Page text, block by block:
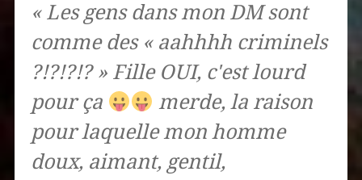
« Les gens dans mon DM sont
comme des « aahhhh criminels
?!?!?!? » Fille OUI, c'est lourd
pour ça
merde, la raison
pour laquelle mon homme
doux, aimant, gentil,